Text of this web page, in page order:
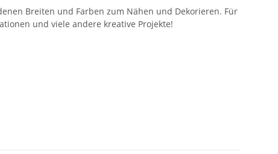
Breiten und Farben zum Nähen und Dekorieren. Für
und viele andere kreative Projekte!